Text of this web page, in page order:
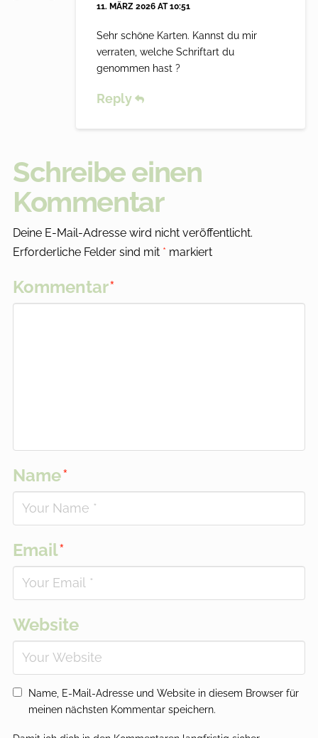
11. MÄRZ 2026 AT 10:51
Sehr schöne Karten. Kannst du mir
verraten, welche Schriftart du
genommen hast ?
Reply
Schreibe einen
Kommentar
Deine E-Mail-Adresse wird nicht veröffentlicht.
Erforderliche Felder sind mit * markiert
Kommentar*
Name*
Email*
Website
Name, E-Mail-Adresse und Website in diesem Browser für
meinen nächsten Kommentar speichern.